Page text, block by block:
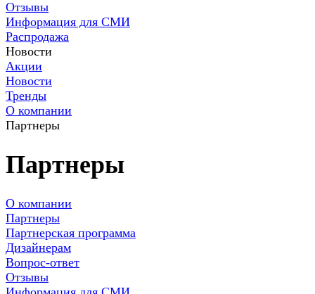
Отзывы
Информация для СМИ
Распродажа
Новости
Акции
Новости
Тренды
О компании
Партнеры
Партнеры
О компании
Партнеры
Партнерская программа
Дизайнерам
Вопрос-ответ
Отзывы